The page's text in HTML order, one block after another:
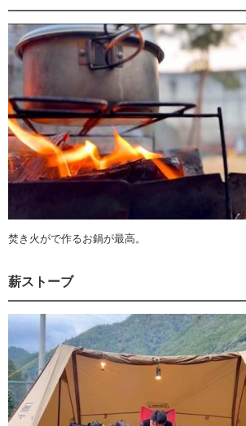
焚き火がで作るお鍋が最高。
薪ストーブ